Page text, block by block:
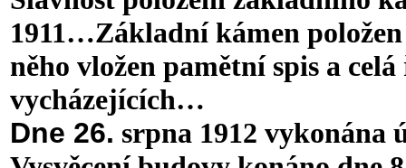
1911…Základní kámen
něho vložen pamětní spis a
vycházejících…
Dne 26. srpna 1912 vykonána